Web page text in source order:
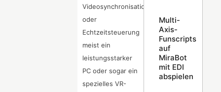
Videosynchronisation
oder
Echtzeitsteuerung
meist ein
leistungsstarker
PC oder sogar ein
spezielles VR-
Multi-
Axis-
Funscripts
auf
MiraBot
mit EDI
abspielen